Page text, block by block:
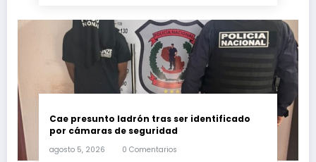
Cae presunto ladrón tras ser identificado
por cámaras de seguridad
agosto 5, 2026 0 Comentarios